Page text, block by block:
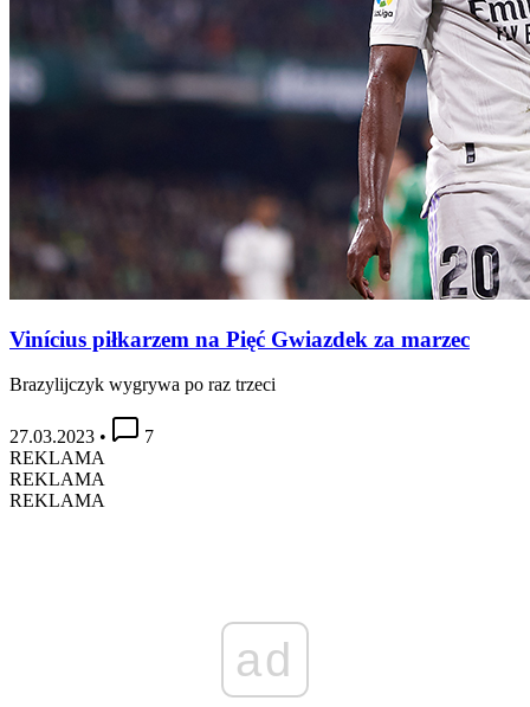
Vinícius piłkarzem na Pięć Gwiazdek za marzec
Brazylijczyk wygrywa po raz trzeci
27.03.2023 •
7
REKLAMA
REKLAMA
REKLAMA
ad